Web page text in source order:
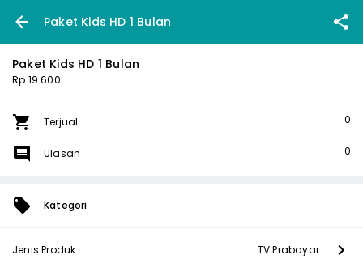
Paket Kids HD 1 Bulan
Paket Kids HD 1 Bulan
Rp 19.600
Terjual 0
Ulasan 0
Kategori
Jenis Produk TV Prabayar